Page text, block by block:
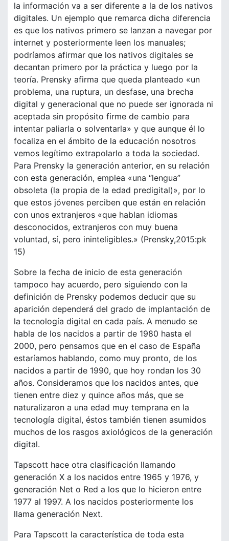
la información va a ser diferente a la de los nativos
digitales. Un ejemplo que remarca dicha diferencia
es que los nativos primero se lanzan a navegar por
internet y posteriormente leen los manuales;
podríamos afirmar que los nativos digitales se
decantan primero por la práctica y luego por la
teoría. Prensky afirma que queda planteado «un
problema, una ruptura, un desfase, una brecha
digital y generacional que no puede ser ignorada ni
aceptada sin propósito firme de cambio para
intentar paliarla o solventarla» y que aunque él lo
focaliza en el ámbito de la educación nosotros
vemos legítimo extrapolarlo a toda la sociedad.
Para Prensky la generación anterior, en su relación
con esta generación, emplea «una “lengua”
obsoleta (la propia de la edad predigital)», por lo
que estos jóvenes perciben que están en relación
con unos extranjeros «que hablan idiomas
desconocidos, extranjeros con muy buena
voluntad, sí, pero ininteligibles.» (Prensky,2015:pk
15)
Sobre la fecha de inicio de esta generación
tampoco hay acuerdo, pero siguiendo con la
definición de Prensky podemos deducir que su
aparición dependerá del grado de implantación de
la tecnología digital en cada país. A menudo se
habla de los nacidos a partir de 1980 hasta el
2000, pero pensamos que en el caso de España
estaríamos hablando, como muy pronto, de los
nacidos a partir de 1990, que hoy rondan los 30
años. Consideramos que los nacidos antes, que
tienen entre diez y quince años más, que se
naturalizaron a una edad muy temprana en la
tecnología digital, éstos también tienen asumidos
muchos de los rasgos axiológicos de la generación
digital.
Tapscott hace otra clasificación llamando
generación X a los nacidos entre 1965 y 1976, y
generación Net o Red a los que lo hicieron entre
1977 al 1997. A los nacidos posteriormente los
llama generación Next.
Para Tapscott la característica de toda esta